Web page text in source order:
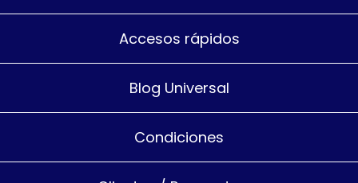
Accesos rápidos
Blog Universal
Condiciones